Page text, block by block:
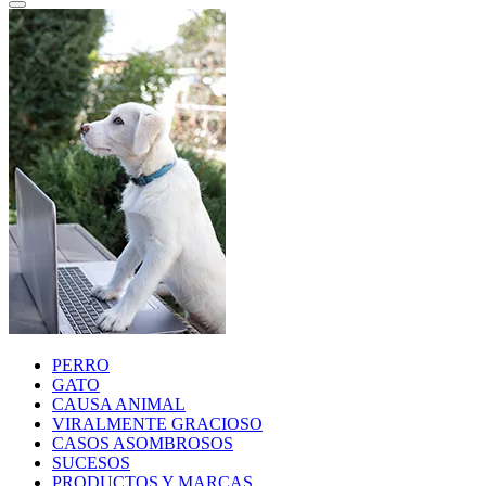
PERRO
GATO
CAUSA ANIMAL
VIRALMENTE GRACIOSO
CASOS ASOMBROSOS
SUCESOS
PRODUCTOS Y MARCAS